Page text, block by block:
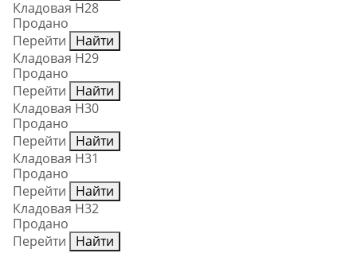
Кладовая Н28
Продано
Перейти
Найти
Кладовая Н29
Продано
Перейти
Найти
Кладовая Н30
Продано
Перейти
Найти
Кладовая Н31
Продано
Перейти
Найти
Кладовая Н32
Продано
Перейти
Найти